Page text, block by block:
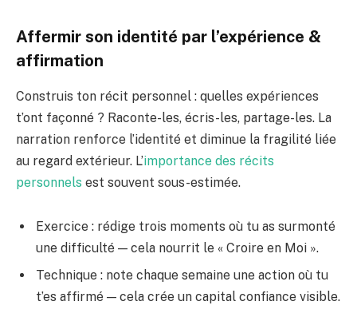
Affermir son identité par l’expérience &
affirmation
Construis ton récit personnel : quelles expériences
t’ont façonné ? Raconte-les, écris-les, partage-les. La
narration renforce l’identité et diminue la fragilité liée
au regard extérieur. L’importance des récits
personnels est souvent sous-estimée.
Exercice : rédige trois moments où tu as surmonté
une difficulté — cela nourrit le « Croire en Moi ».
Technique : note chaque semaine une action où tu
t’es affirmé — cela crée un capital confiance visible.